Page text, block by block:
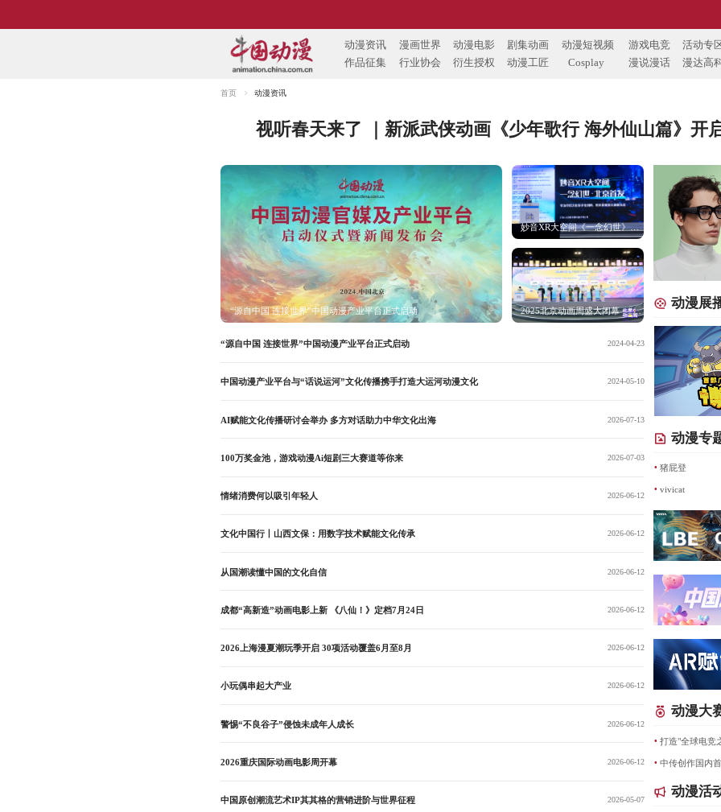
首页 动漫资讯
视听春天来了 ｜新派武侠动画《少年歌行 海外仙山篇》开
“源自中国 连接世界”中国动漫产业平台正式启动
妙音XR大空间《一念幻世》北京首发：用XR与AI打造可对话的沉浸体验
2025北京动画周盛大闭幕，“动画+文旅”融合引领产业新生态
“源自中国 连接世界”中国动漫产业平台正式启动 2024-04-23
中国动漫产业平台与“话说运河”文化传播携手打造大运河动漫文化 2024-05-10
AI赋能文化传播研讨会举办 多方对话助力中华文化出海 2026-07-13
100万奖金池，游戏动漫Ai短剧三大赛道等你来 2026-07-03
情绪消费何以吸引年轻人 2026-06-12
文化中国行丨山西文保：用数字技术赋能文化传承 2026-06-12
从国潮读懂中国的文化自信 2026-06-12
成都“高新造”动画电影上新 《八仙！》定档7月24日 2026-06-12
2026上海漫夏潮玩季开启 30项活动覆盖6月至8月 2026-06-12
小玩偶串起大产业 2026-06-12
警惕“不良谷子”侵蚀未成年人成长 2026-06-12
2026重庆国际动画电影周开幕 2026-06-12
中国原创潮流艺术IP其其格的营销进阶与世界征程 2026-05-07
动漫展
动漫专
· 猪屁登
· vivicat
动漫大
·
·
动漫活